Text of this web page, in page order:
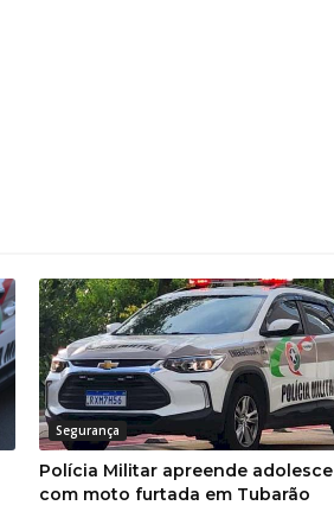
Segurança
Polícia Militar apreende
com moto furtada em Tubarão